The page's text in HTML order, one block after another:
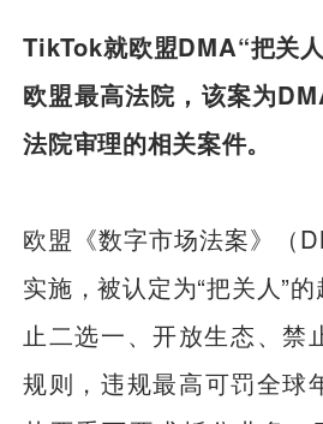
TikTok就欧盟DMA“把关
欧盟最高法院，该案为
法院审理的相关案件。
欧盟《数字市场法案》（
实施，被认定为“把关人”
止二选一、开放生态、禁
规则，违规最高可罚全球